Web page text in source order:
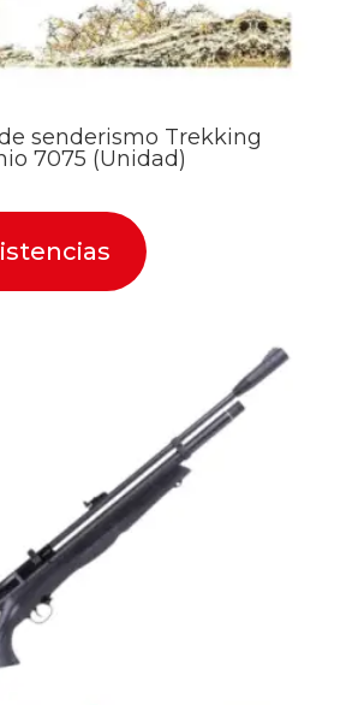
senderismo Trekking
7075 (Unidad)